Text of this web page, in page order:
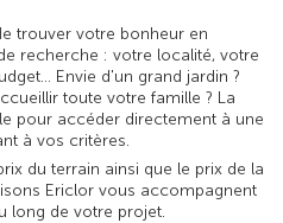
trouver votre bonheur en
recherche : votre localité, votre
Envie d'un grand jardin ?
toute votre famille ? La
pour accéder directement à une
à vos critères.
du terrain ainsi que le prix de la
Ericlor vous accompagnent
long de votre projet.